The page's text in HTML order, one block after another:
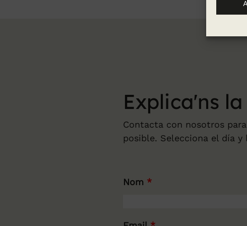
Explica'ns
Contacta con nosotros
posible. Selecciona el día
Nom *